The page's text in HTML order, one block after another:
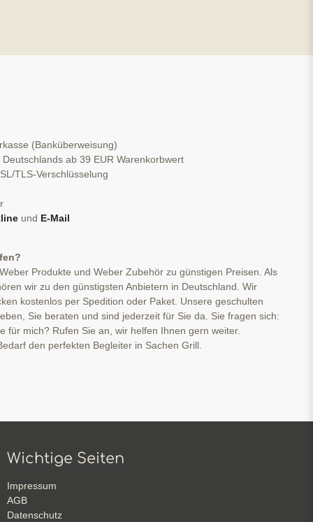
(Banküberweisung)
ab 39 EUR Warenkorbwert
TLS-Verschlüsselung
und E-Mail
Produkte und Weber Zubehör zu günstigen Preisen. Als
wir zu den günstigsten Anbietern in Deutschland. Wir
kostenlos per Spedition oder Paket. Unsere geschulten
Sie beraten und sind jederzeit für Sie da. Sie fragen sich:
für mich? Rufen Sie an, wir helfen Ihnen gern weiter.
den perfekten Begleiter in Sachen Grill.
Wichtige Seiten
Impressum
AGB
Datenschutz